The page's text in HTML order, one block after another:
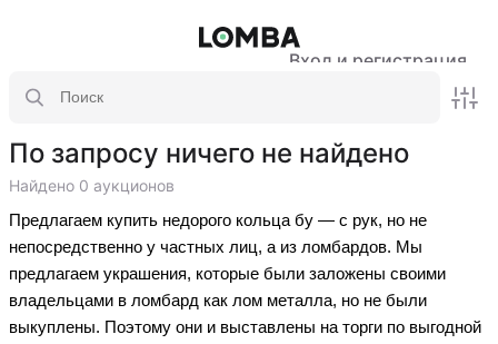
Вход и регистрация
По запросу ничего не найдено
Найдено 0 аукционов
Предлагаем купить недорого кольца бу — с рук, но не
непосредственно у частных лиц, а из ломбардов. Мы
предлагаем украшения, которые были заложены своими
владельцами в ломбард как лом металла, но не были
выкуплены. Поэтому они и выставлены на торги по выгодной